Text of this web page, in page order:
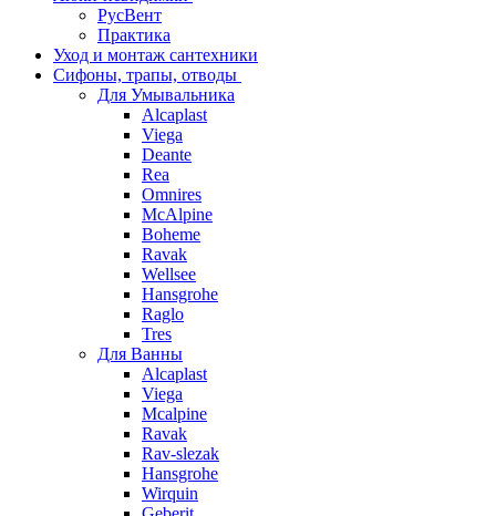
РусВент
Практика
Уход и монтаж сантехники
Сифоны, трапы, отводы
Для Умывальника
Alcaplast
Viega
Deante
Rea
Omnires
McAlpine
Boheme
Ravak
Wellsee
Hansgrohe
Raglo
Tres
Для Ванны
Alcaplast
Viega
Mcalpine
Ravak
Rav-slezak
Hansgrohe
Wirquin